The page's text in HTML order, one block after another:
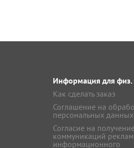
Информация для физ.
Как сделать заказ
Соглашение на
персональных данных
Согласие на получение
коммуникаций
информационного